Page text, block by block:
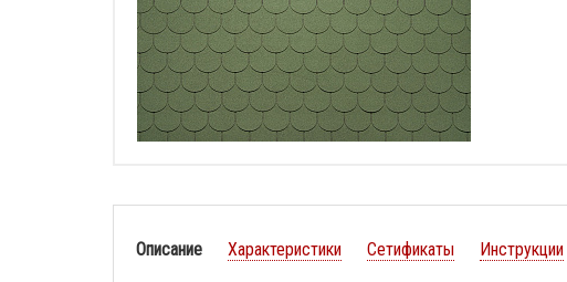
Описание Характеристики Сетификаты Инструкции